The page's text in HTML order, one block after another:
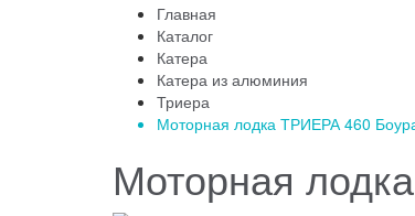
Главная
Каталог
Катера
Катера из алюминия
Триера
Моторная лодка ТРИЕРА 460
Моторная